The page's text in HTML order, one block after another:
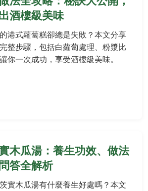
酒樓級美味
港式蘿蔔糕卻總是失敗？本文分享
整步驟，包括白蘿蔔處理、粉漿比
你一次成功，享受酒樓級美味。
木瓜湯：養生功效、做法
答全解析
實木瓜湯有什麼養生好處嗎？本文